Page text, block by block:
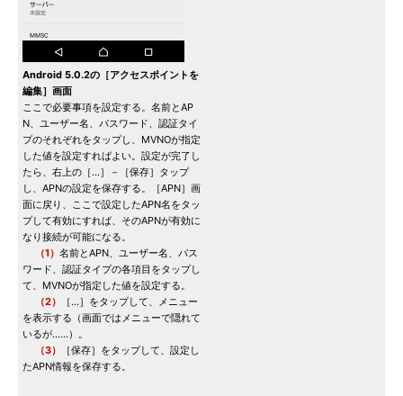
Android 5.0.2の［アクセスポイントを
編集］画面
ここで必要事項を設定する。名前とAP
N、ユーザー名、パスワード、認証タイ
プのそれぞれをタップし、MVNOが指定
した値を設定すればよい。設定が完了し
たら、右上の［…］－［保存］タップ
し、APNの設定を保存する。［APN］画
面に戻り、ここで設定したAPN名をタッ
プして有効にすれば、そのAPNが有効に
なり接続が可能になる。
（1） 名前とAPN、ユーザー名、パス
ワード、認証タイプの各項目をタップし
て、MVNOが指定した値を設定する。
（2）
［…］をタップして、メニュー
を表示する（画面ではメニューで隠れて
いるが……）。
（3）
［保存］をタップして、設定し
たAPN情報を保存する。